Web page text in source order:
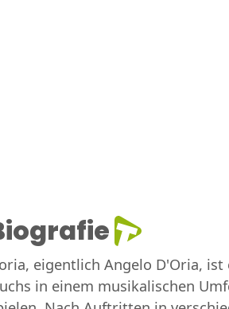
eigentlich Angelo D'Oria,
in einem musikalischen